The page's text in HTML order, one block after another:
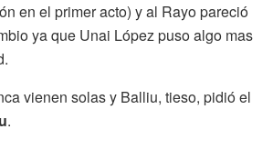
en el primer acto) y al Rayo pareció
ya que Unai López puso algo mas
vienen solas y Balliu, tieso, pidió el
.